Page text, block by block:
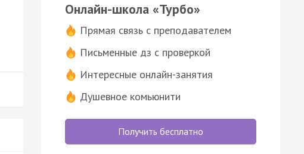
Онлайн-школа «Турбо»
Прямая связь с преподавателем
Письменные дз с проверкой
Интересные онлайн-занятия
Душевное комьюнити
Получить бесплатно